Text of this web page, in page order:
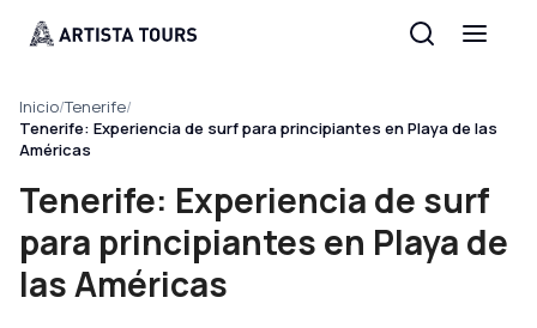
Inicio/Tenerife/
Tenerife: Experiencia de surf para principiantes en Playa de las
Américas
Tenerife: Experiencia de surf
para principiantes en Playa de
las Américas